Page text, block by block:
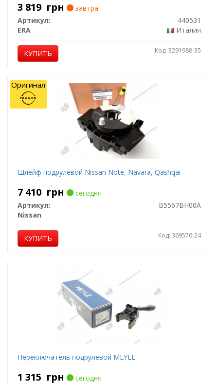
3 819 грн
завтра
Артикул:
440531
ERA
Италия
КУПИТЬ Код: 3291988-35
Шлейф подрулевой Nissan Note, Navara, Qashqai
7 410 грн
сегодня
Артикул:
B5567BH00A
Nissan
КУПИТЬ Код: 369576-24
Оригинал
Переключатель подрулевой MEYLE
1 315 грн
сегодня